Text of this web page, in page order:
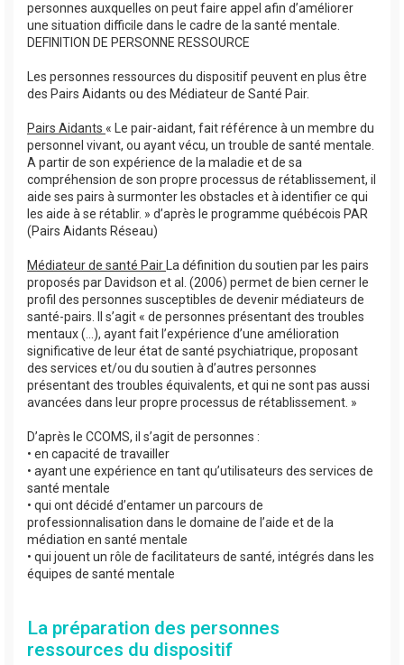
personnes auxquelles on peut faire appel afin d’améliorer
une situation difficile dans le cadre de la santé mentale.
DEFINITION DE PERSONNE RESSOURCE
Les personnes ressources du dispositif peuvent en plus être
des Pairs Aidants ou des Médiateur de Santé Pair.
Pairs Aidants « Le pair-aidant, fait référence à un membre du
personnel vivant, ou ayant vécu, un trouble de santé mentale.
A partir de son expérience de la maladie et de sa
compréhension de son propre processus de rétablissement, il
aide ses pairs à surmonter les obstacles et à identifier ce qui
les aide à se rétablir. » d’après le programme québécois PAR
(Pairs Aidants Réseau)
Médiateur de santé Pair
La définition du soutien par les pairs
proposés par Davidson et al. (2006) permet de bien cerner le
profil des personnes susceptibles de devenir médiateurs de
santé-pairs. Il s’agit « de personnes présentant des troubles
mentaux (…), ayant fait l’expérience d’une amélioration
significative de leur état de santé psychiatrique, proposant
des services et/ou du soutien à d’autres personnes
présentant des troubles équivalents, et qui ne sont pas aussi
avancées dans leur propre processus de rétablissement. »
D’après le CCOMS, il s’agit de personnes :
• en capacité de travailler
• ayant une expérience en tant qu’utilisateurs des services de
santé mentale
• qui ont décidé d’entamer un parcours de
professionnalisation dans le domaine de l’aide et de la
médiation en santé mentale
• qui jouent un rôle de facilitateurs de santé, intégrés dans les
équipes de santé mentale
La préparation des personnes
ressources du dispositif